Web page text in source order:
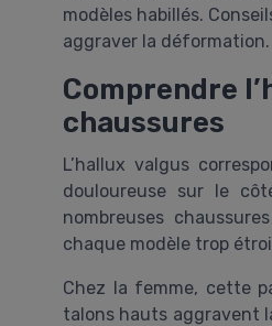
modèles habillés.
aggraver la déformation.
Comprendre
chaussures
L’hallux valgus
douloureuse sur le
nombreuses
chaque modèle trop
Chez la femme, cette
talons hauts aggravent